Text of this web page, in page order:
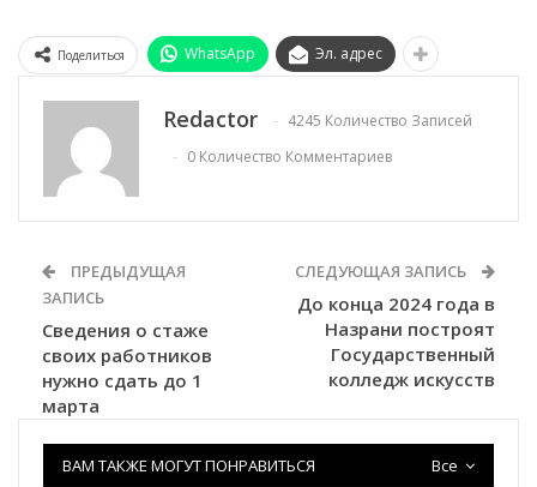
Поделиться WhatsApp Эл. адрес
Redactor
4245 Количество Записей
0 Количество Комментариев
ПРЕДЫДУЩАЯ
ЗАПИСЬ
Сведения о стаже
своих работников
нужно сдать до 1
марта
СЛЕДУЮЩАЯ ЗАПИСЬ
До конца 2024 года в
Назрани построят
Государственный
колледж искусств
Все
ВАМ ТАКЖЕ МОГУТ ПОНРАВИТЬСЯ